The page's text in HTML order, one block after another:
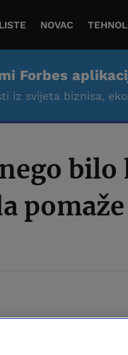
LISTE NOVAC
Forbes
iz svijeta biznisa,
bilo
pomaže